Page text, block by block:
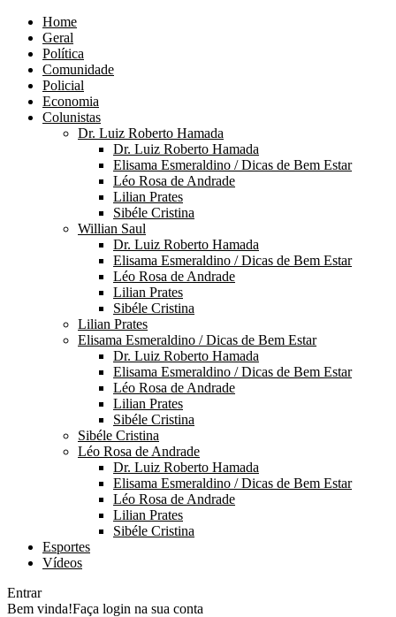
Home
Geral
Política
Comunidade
Policial
Economia
Colunistas
Dr. Luiz Roberto Hamada
Dr. Luiz Roberto Hamada
Elisama Esmeraldino / Dicas de Bem Estar
Léo Rosa de Andrade
Lilian Prates
Sibéle Cristina
Willian Saul
Dr. Luiz Roberto Hamada
Elisama Esmeraldino / Dicas de Bem Estar
Léo Rosa de Andrade
Lilian Prates
Sibéle Cristina
Lilian Prates
Elisama Esmeraldino / Dicas de Bem Estar
Dr. Luiz Roberto Hamada
Elisama Esmeraldino / Dicas de Bem Estar
Léo Rosa de Andrade
Lilian Prates
Sibéle Cristina
Sibéle Cristina
Léo Rosa de Andrade
Dr. Luiz Roberto Hamada
Elisama Esmeraldino / Dicas de Bem Estar
Léo Rosa de Andrade
Lilian Prates
Sibéle Cristina
Esportes
Vídeos
Entrar
Bem vinda!Faça login na sua conta